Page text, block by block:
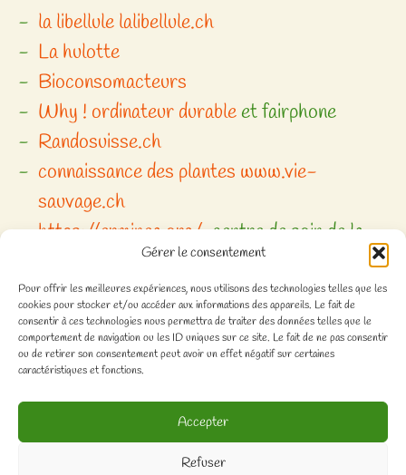
Gérer le consentement
Pour offrir les meilleures expériences, nous utilisons des technologies telles que les
cookies pour stocker et/ou accéder aux informations des appareils. Le fait de
consentir à ces technologies nous permettra de traiter des données telles que le
comportement de navigation ou les ID uniques sur ce site. Le fait de ne pas consentir
ou de retirer son consentement peut avoir un effet négatif sur certaines
caractéristiques et fonctions.
Accepter
Refuser
la libellule lalibellule.ch
La hulotte
Bioconsomacteurs
Why ! ordinateur durable et fairphone
Randosuisse.ch
connaissance des plantes www.vie-
sauvage.ch
https://erminea.org/centre de soin de la
faune sauvage, Chavornay
Association Chouette-Forêt, 1030 Bussigny